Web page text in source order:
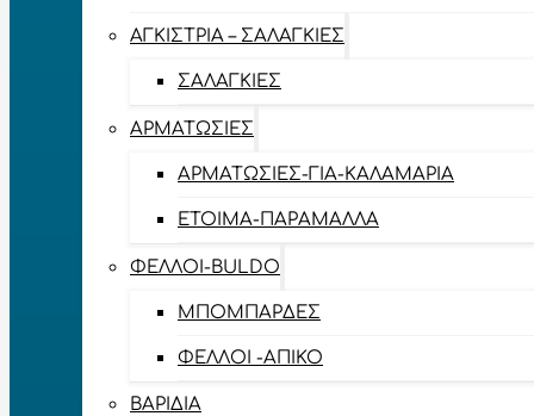
ΑΓΚΊΣΤΡΙΑ – ΣΑΛΑΓΚΙΈΣ
ΣΑΛΑΓΚΙΈΣ
ΑΡΜΑΤΩΣΙΈΣ
ΑΡΜΑΤΩΣΙΈΣ-ΓΙΑ-ΚΑΛΑΜΆΡΙΑ
ΈΤΟΙΜΑ-ΠΑΡΆΜΑΛΛΑ
ΦΕΛΛΟΊ-BULDO
ΜΠΟΜΠΆΡΔΕΣ
ΦΕΛΛΟΊ -ΑΠΊΚΟ
ΒΑΡΊΔΙΑ